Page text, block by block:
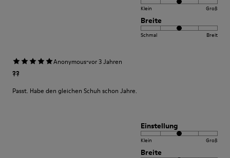
Klein Groß
Breite
Schmal Breit
Anonymous·vor 3 Jahren
??
Passt. Habe den gleichen Schuh schon Jahre.
Einstellung
Klein Groß
Breite